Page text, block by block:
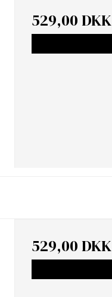
529,00 DKK
529,00 DKK